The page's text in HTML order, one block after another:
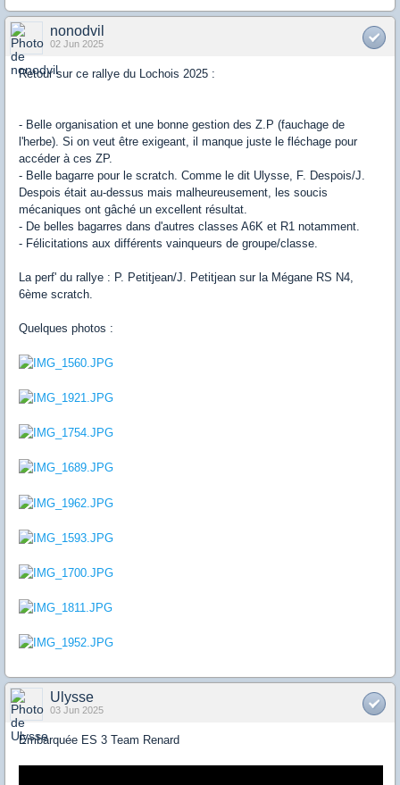
nonodvil
02 Jun 2025
Retour sur ce rallye du Lochois 2025 :
- Belle organisation et une bonne gestion des Z.P (fauchage de
l'herbe). Si on veut être exigeant, il manque juste le fléchage pour
accéder à ces ZP.
- Belle bagarre pour le scratch. Comme le dit Ulysse, F. Despois/J.
Despois était au-dessus mais malheureusement, les soucis
mécaniques ont gâché un excellent résultat.
- De belles bagarres dans d'autres classes A6K et R1 notamment.
- Félicitations aux différents vainqueurs de groupe/classe.
La perf' du rallye : P. Petitjean/J. Petitjean sur la Mégane RS N4,
6ème scratch.
Quelques photos :
Ulysse
03 Jun 2025
Embarquée ES 3 Team Renard